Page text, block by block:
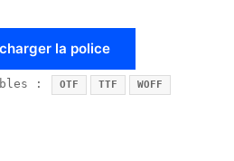
la police
: OTF TTF WOFF